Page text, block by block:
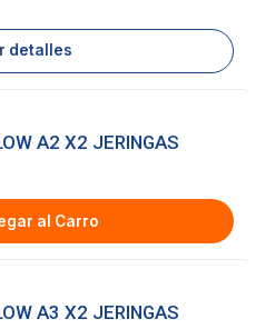
detalles
A2 X2 JERINGAS
al Carro
A3 X2 JERINGAS